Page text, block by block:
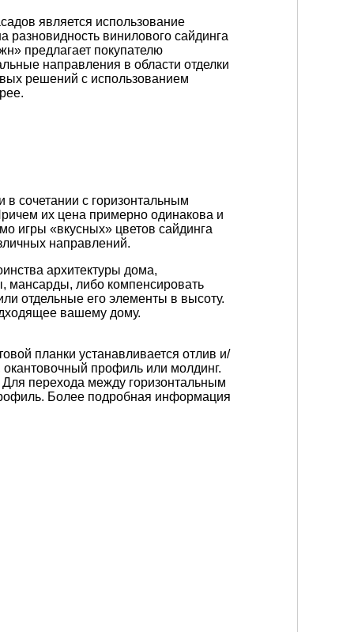
является использование
разновидность винилового сайдинга
предлагает покупателю
направления в области отделки
решений с использованием
сочетании с горизонтальным
их цена примерно одинакова и
игры «вкусных» цветов сайдинга
направлений.
архитектуры дома,
мансарды, либо компенсировать
отдельные его элементы в высоту.
вашему дому.
планки устанавливается отлив и/
профиль или молдинг.
перехода между горизонтальным
Более подробная информация